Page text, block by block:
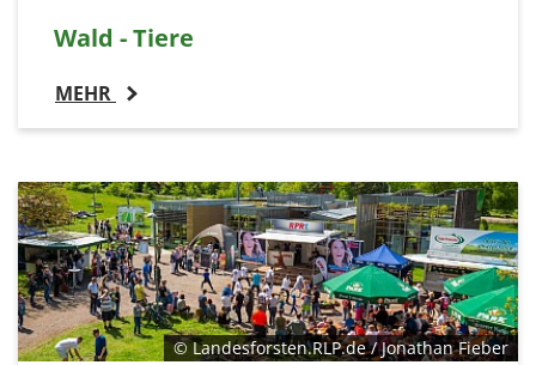
Wald - Tiere
MEHR
© Landesforsten.RLP.de / Jonathan Fieber